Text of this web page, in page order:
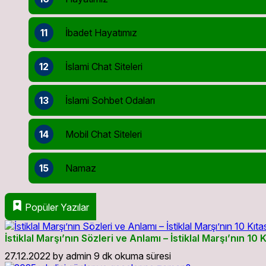
11 İbadet Hayatımız
12 İslami Chat Siteleri
13 İslami Sohbet Odaları
14 Mobil Chat Siteleri
15 Namaz
Popüler Yazılar
İstiklal Marşı’nın Sözleri ve Anlamı – İstiklal Marşı’nın 10
27.12.2022 by admin 9 dk okuma süresi